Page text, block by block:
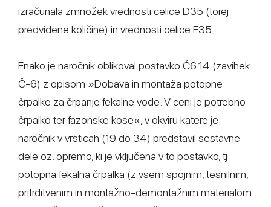
izračunala zmnožek vrednosti celice D35 (torej
predvidene količine) in vrednosti celice E35.
Enako je naročnik oblikoval postavko Č6.14 (zavihek
Č-6) z opisom »Dobava in montaža potopne
črpalke za črpanje fekalne vode. V ceni je potrebno
črpalko ter fazonske kose«, v okviru katere je
naročnik v vrsticah (19 do 34) predstavil sestavne
dele oz. opremo, ki je vključena v to postavko, tj.
potopna fekalna črpalka (z vsem spojnim, tesnilnim,
pritrditvenim in montažno-demontažnim materialom